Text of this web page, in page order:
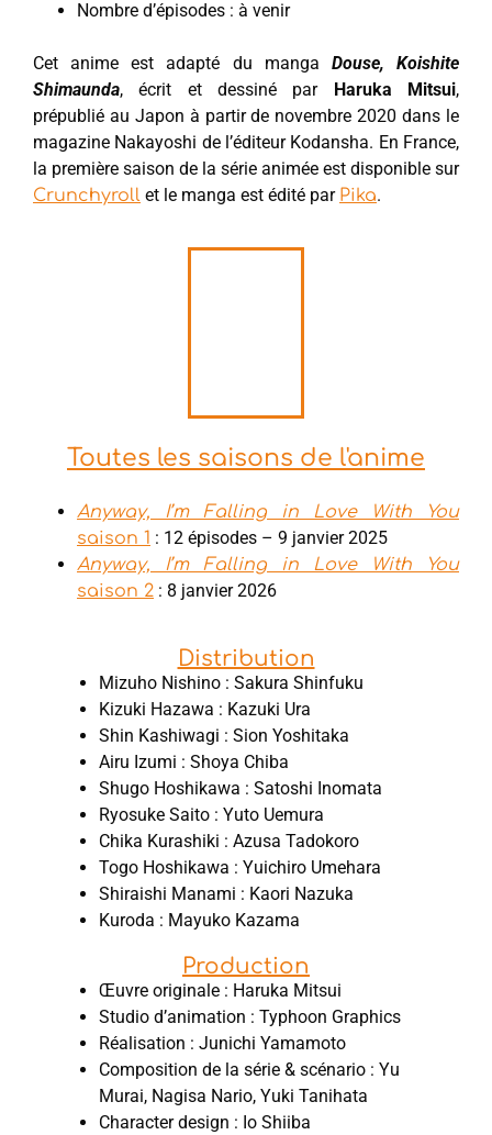
Nombre d’épisodes : à venir
Cet anime est adapté du manga Douse, Koishite
Shimaunda, écrit et dessiné par Haruka Mitsui,
prépublié au Japon à partir de novembre 2020 dans le
magazine Nakayoshi de l’éditeur Kodansha. En France,
la première saison de la série animée est disponible sur
Crunchyroll et le manga est édité par Pika.
Toutes les saisons de l'anime
Anyway, I’m Falling in Love With You
saison 1 : 12 épisodes – 9 janvier 2025
Anyway, I’m Falling in Love With You
saison 2 : 8 janvier 2026
Distribution
Mizuho Nishino : Sakura Shinfuku
Kizuki Hazawa : Kazuki Ura
Shin Kashiwagi : Sion Yoshitaka
Airu Izumi : Shoya Chiba
Shugo Hoshikawa : Satoshi Inomata
Ryosuke Saito : Yuto Uemura
Chika Kurashiki : Azusa Tadokoro
Togo Hoshikawa : Yuichiro Umehara
Shiraishi Manami : Kaori Nazuka
Kuroda : Mayuko Kazama
Production
Œuvre originale : Haruka Mitsui
Studio d’animation : Typhoon Graphics
Réalisation : Junichi Yamamoto
Composition de la série & scénario : Yu
Murai, Nagisa Nario, Yuki Tanihata
Character design : Io Shiiba